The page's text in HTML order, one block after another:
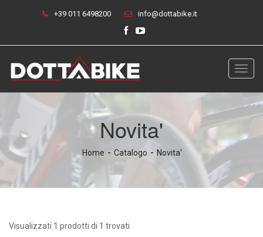
+39 011 6498200 info@dottabike.it
Novita'
Home Catalogo Novita'
Visualizzati 1 prodotti di 1 trovati